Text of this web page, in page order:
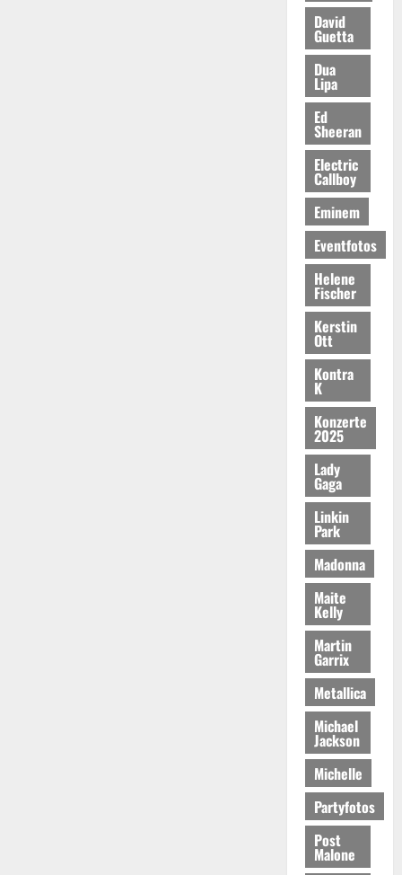
David
Guetta
Dua
Lipa
Ed
Sheeran
Electric
Callboy
Eminem
Eventfotos
Helene
Fischer
Kerstin
Ott
Kontra
K
Konzerte
2025
Lady
Gaga
Linkin
Park
Madonna
Maite
Kelly
Martin
Garrix
Metallica
Michael
Jackson
Michelle
Partyfotos
Post
Malone